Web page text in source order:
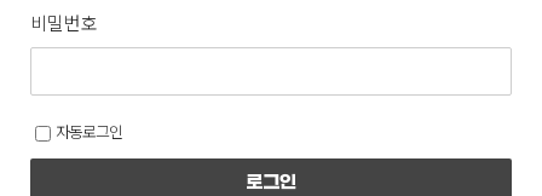
비밀번호
자동로그인
로그인